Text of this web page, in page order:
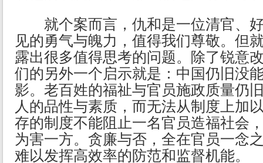
就个案而言，仇和是一位清官、好
见的勇气与魄力，值得我们尊敬。但
露出很多值得思考的问题。除了锐意
们的另外一个启示就是：中国仍旧没
影。老百姓的福祉与官员施政质量仍
人的品性与素质，而无法从制度上加
存的制度不能阻止一名官员造福社会
为害一方。贪廉与否，全在官员一念
难以发挥高效率的防范和监督机能。